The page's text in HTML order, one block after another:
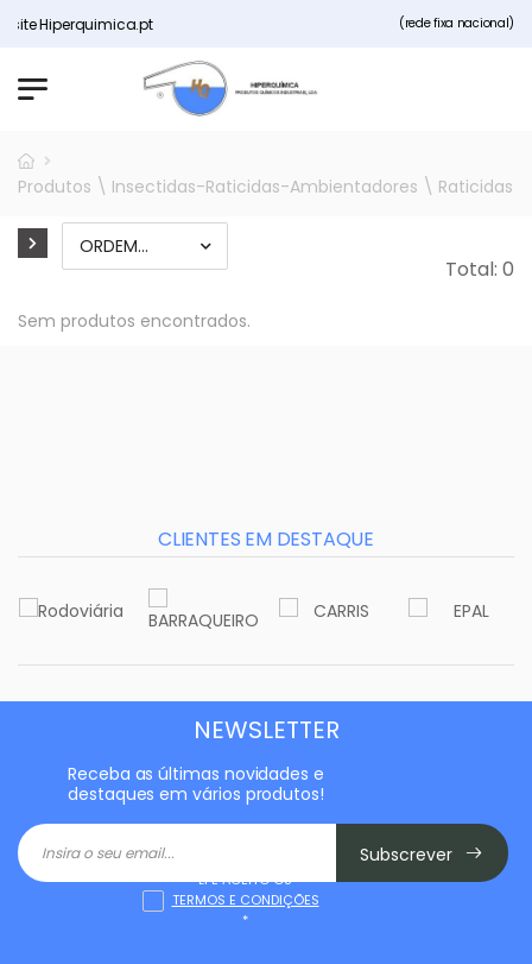
Hiperquimica.pt (rede fixa nacional)
Produtos \ Insectidas-Raticidas-Ambientadores \ Raticidas
Total: 0
Sem produtos encontrados.
CLIENTES EM DESTAQUE
NEWSLETTER
Receba as últimas novidades e
destaques em vários produtos!
Subscrever
LI E ACEITO OS
TERMOS E CONDIÇÕES
*